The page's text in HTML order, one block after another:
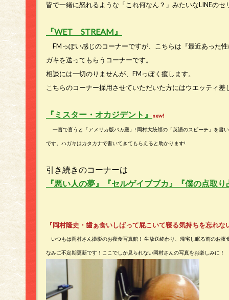
皆で一緒に怒れるような「これ何なん？」みたいなLINEのセ
『WET STREAM』
FMっぽい感じのコーナーですが、こちらは『最近あった
ガキを送ってもらうコーナーです。
相談には一切のりませんが、FMっぽく癒します。
こちらのコーナー採用させていただいた方にはウエッティ差
『ミスター・オカジデント』 new!
一言で言うと「アメリカ版バカ殿」! 岡村大統領の「英語のスピーチ」を書
です。ハガキはカタカナで書いてきてもらえると助かります!
引き続きのコーナーは
『悪い人の夢』『セルゲイブブカ』『僕の点取り
『岡村隆史・歯ぁ食いしばって屁こいて寝る気持ちを忘れな
いつもは岡村さん撮影のお夜食写真館！ 生放送終わり、帰宅し眠る前のお夜
なみに不定期更新です！ここでしか見られない岡村さんの写真をお楽しみに！